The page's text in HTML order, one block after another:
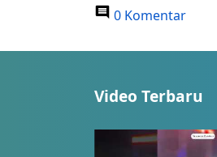
0 Komentar
Video Terbaru